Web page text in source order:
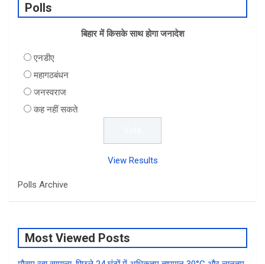
Polls
बिहार में किसके साथ होगा जनादेश
एनडीए
महागठबंधन
जनस्वराज
कह नहीं सकते
View Results
Polls Archive
Most Viewed Posts